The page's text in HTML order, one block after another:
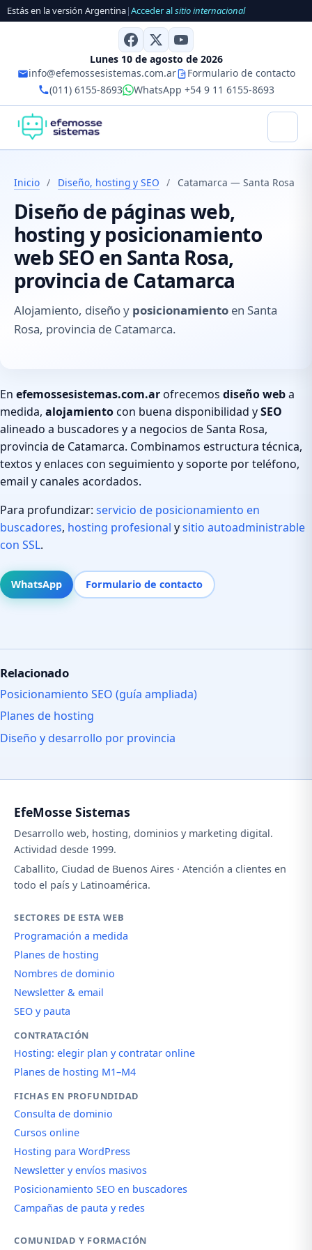
Estás en la versión Argentina|Acceder alsitio internacional
Lunes 10 de agosto de 2026
info@efemossesistemas.com.ar
Formulario de contacto
(011) 6155-8693
WhatsApp +54 9 11 6155-8693
Inicio / Diseño, hosting y SEO / Catamarca — Santa Rosa
Diseño de páginas web,
hosting y posicionamiento
web SEO en Santa Rosa,
provincia de Catamarca
Alojamiento, diseño y posicionamiento en Santa
Rosa, provincia de Catamarca.
En efemossesistemas.com.arofrecemos diseño weba
medida, alojamientocon buena disponibilidad ySEO
alineado a buscadores y a negocios de Santa Rosa,
provincia de Catamarca. Combinamos estructura técnica,
textos y enlaces con seguimiento y soporte por teléfono,
email y canales acordados.
Para profundizar: servicio de posicionamiento en
buscadores, hosting profesional ysitio autoadministrable
con SSL.
WhatsApp Formulario de contacto
Relacionado
Posicionamiento SEO (guía ampliada)
Planes de hosting
Diseño y desarrollo por provincia
EfeMosse Sistemas
Desarrollo web, hosting, dominios y marketing digital.
Actividad desde 1999.
Caballito, Ciudad de Buenos Aires · Atención a clientes en
todo el país y Latinoamérica.
SECTORES DE ESTA WEB
Programación a medida
Planes de hosting
Nombres de dominio
Newsletter & email
SEO y pauta
CONTRATACIÓN
Hosting: elegir plan y contratar online
Planes de hosting M1–M4
FICHAS EN PROFUNDIDAD
Consulta de dominio
Cursos online
Hosting para WordPress
Newsletter y envíos masivos
Posicionamiento SEO en buscadores
Campañas de pauta y redes
COMUNIDAD Y FORMACIÓN